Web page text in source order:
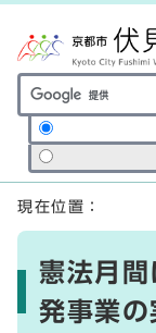
サイト内検索の範
ここから本文です
現在位置：
憲法月
発事業の